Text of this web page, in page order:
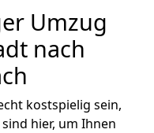
Umzug
nach
kostspielig sein,
hier, um Ihnen